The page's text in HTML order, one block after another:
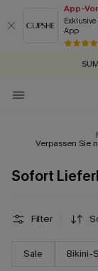
App-
App
GRATIS
ZUM
Verpassen Sie
Sofort
Filter
Sale Bikini-